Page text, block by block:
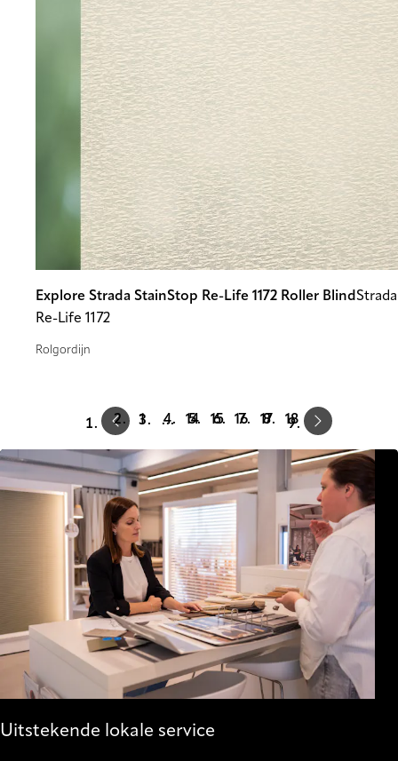
Explore Strada StainStop Re-Life 1172 Roller Blind
Re-Life 1172
Rolgordijn
Prev 1 … 14 15 16 17 18 Next
Uitstekende lokale service